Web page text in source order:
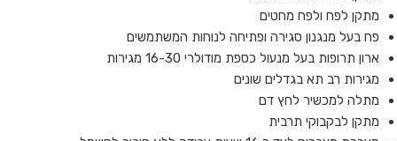
מתקן לפח ולפח מחטים
פח בעל מנגנון סגירה ופתיחה לנוחות המשתמשים
ארון תרופות בעל מנעול כספת מודולרי 16-30 מגירות
מגירות רב תא בגדלים שונים
מתלה למכשיר לחץ דם
מתקן לבקבוקי תרבית